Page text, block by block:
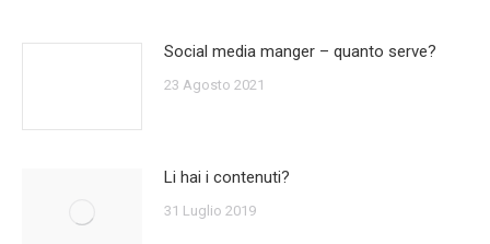
Social media manger – quanto serve?
23 Agosto 2021
Li hai i contenuti?
31 Luglio 2019